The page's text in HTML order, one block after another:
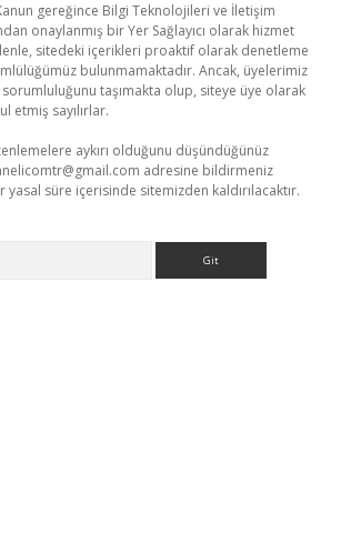
gereğince Bilgi Teknolojileri ve İletişim
onaylanmış bir Yer Sağlayıcı olarak hizmet
sitedeki içerikleri proaktif olarak denetleme
bulunmamaktadır. Ancak, üyelerimiz
sorumluluğunu taşımakta olup, siteye üye olarak
etmiş sayılırlar.
aykırı olduğunu düşündüğünüz
adresine bildirmeniz
süre içerisinde sitemizden kaldırılacaktır.